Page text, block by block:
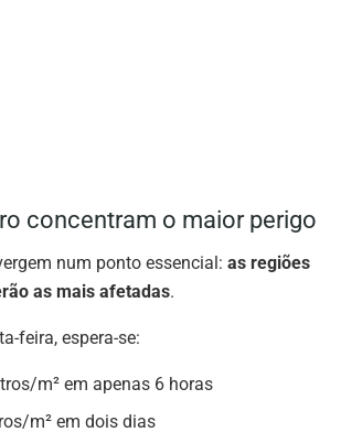
concentram o maior perigo
num ponto essencial: as regiões
as mais afetadas.
feira, espera-se:
m² em apenas 6 horas
m² em dois dias